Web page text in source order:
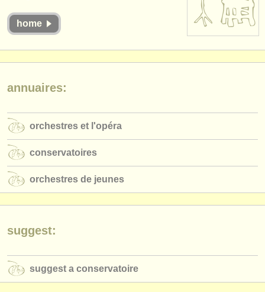
concours/
instruments volés
annuaires:
conservatoires
orchestres de jeunes
musicalchairs:
contactez nous
actualités musique classique
home
annuaires:
orchestres et l'opéra
conservatoires
orchestres de jeunes
suggest:
suggest a conservatoire